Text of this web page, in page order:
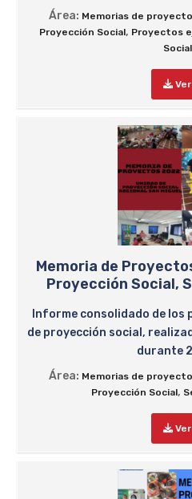
Área: Memorias de
Proyección Social, Proyectos
Social
Ver
Memoria de
Proyección Social,
Informe consolidado de
de proyección social,
durante
Área: Memorias de
Proyección Social,
Ver